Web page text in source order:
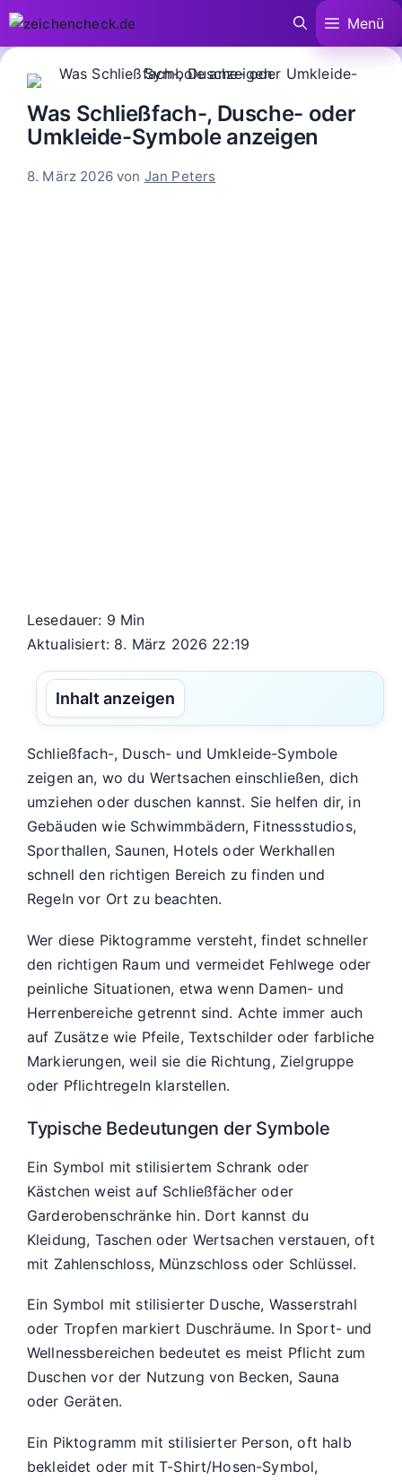
Zum
springen
Menü
Was Schließfach-, Dusche- oder
Umkleide-Symbole anzeigen
8. März 2026 von Jan Peters
Lesedauer: 9 Min
Aktualisiert: 8. März 2026 22:19
Inhalt anzeigen
Schließfach-, Dusch- und Umkleide-Symbole
zeigen an, wo du Wertsachen einschließen, dich
umziehen oder duschen kannst. Sie helfen dir, in
Gebäuden wie Schwimmbädern, Fitnessstudios,
Sporthallen, Saunen, Hotels oder Werkhallen
schnell den richtigen Bereich zu finden und
Regeln vor Ort zu beachten.
Wer diese Piktogramme versteht, findet schneller
den richtigen Raum und vermeidet Fehlwege oder
peinliche Situationen, etwa wenn Damen- und
Herrenbereiche getrennt sind. Achte immer auch
auf Zusätze wie Pfeile, Textschilder oder farbliche
Markierungen, weil sie die Richtung, Zielgruppe
oder Pflichtregeln klarstellen.
Typische Bedeutungen der Symbole
Ein Symbol mit stilisiertem Schrank oder
Kästchen weist auf Schließfächer oder
Garderobenschränke hin. Dort kannst du
Kleidung, Taschen oder Wertsachen verstauen, oft
mit Zahlenschloss, Münzschloss oder Schlüssel.
Ein Symbol mit stilisierter Dusche, Wasserstrahl
oder Tropfen markiert Duschräume. In Sport- und
Wellnessbereichen bedeutet es meist Pflicht zum
Duschen vor der Nutzung von Becken, Sauna
oder Geräten.
Ein Piktogramm mit stilisierter Person, oft halb
bekleidet oder mit T-Shirt/Hosen-Symbol,